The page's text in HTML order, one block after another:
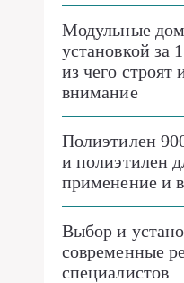
Модульные
установкой за
из чего строят
внимание
Полиэтилен
и полиэтилен
применение и
Выбор и
современные
специалистов